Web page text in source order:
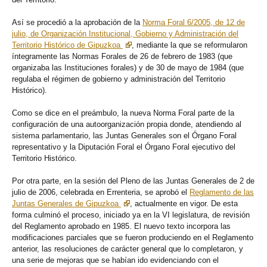
Así se procedió a la aprobación de la Norma Foral 6/2005, de 12 de
julio, de Organización Institucional, Gobierno y Administración del
Territorio Histórico de Gipuzkoa
, mediante la que se reformularon
íntegramente las Normas Forales de 26 de febrero de 1983 (que
organizaba las Instituciones forales) y de 30 de mayo de 1984 (que
regulaba el régimen de gobierno y administración del Territorio
Histórico).
Como se dice en el preámbulo, la nueva Norma Foral parte de la
configuración de una autoorganización propia donde, atendiendo al
sistema parlamentario, las Juntas Generales son el Órgano Foral
representativo y la Diputación Foral el Órgano Foral ejecutivo del
Territorio Histórico.
Por otra parte, en la sesión del Pleno de las Juntas Generales de 2 de
julio de 2006, celebrada en Errenteria, se aprobó el Reglamento de las
Juntas Generales de Gipuzkoa
, actualmente en vigor. De esta
forma culminó el proceso, iniciado ya en la VI legislatura, de revisión
del Reglamento aprobado en 1985. El nuevo texto incorpora las
modificaciones parciales que se fueron produciendo en el Reglamento
anterior, las resoluciones de carácter general que lo completaron, y
una serie de mejoras que se habían ido evidenciando con el